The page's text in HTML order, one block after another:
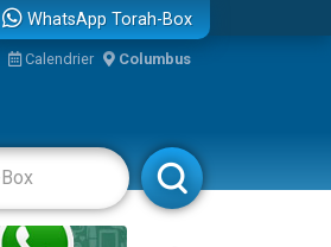
WhatsApp Torah-Box
Calendrier Columbus
Rabbanim